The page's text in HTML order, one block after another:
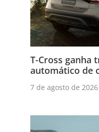
T-Cross ganha
automático de
7 de agosto de 2026